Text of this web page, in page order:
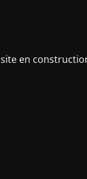
site en